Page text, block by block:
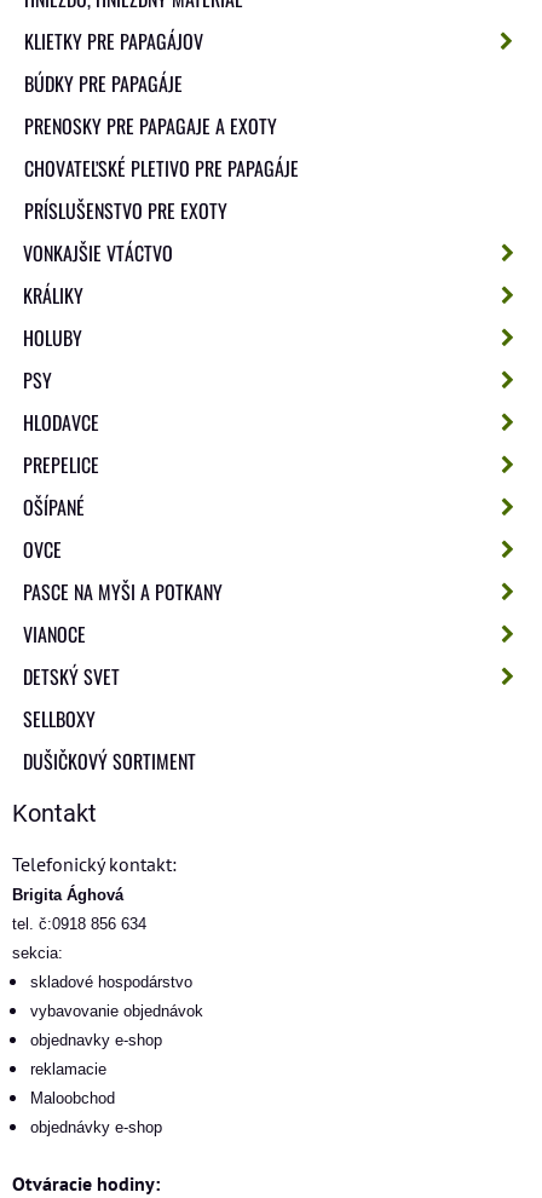
KLIETKY PRE PAPAGÁJOV
BÚDKY PRE PAPAGÁJE
PRENOSKY PRE PAPAGAJE A EXOTY
CHOVATEĽSKÉ PLETIVO PRE PAPAGÁJE
PRÍSLUŠENSTVO PRE EXOTY
VONKAJŠIE VTÁCTVO
KRÁLIKY
HOLUBY
PSY
HLODAVCE
PREPELICE
OŠÍPANÉ
OVCE
PASCE NA MYŠI A POTKANY
VIANOCE
DETSKÝ SVET
SELLBOXY
DUŠIČKOVÝ SORTIMENT
Kontakt
Telefonický kontakt:
Brigita Ághová
tel. č:0918 856 634
sekcia:
skladové hospodárstvo
vybavovanie objednávok
objednavky e-shop
reklamacie
Maloobchod
objednávky e-shop
Otváracie hodiny: